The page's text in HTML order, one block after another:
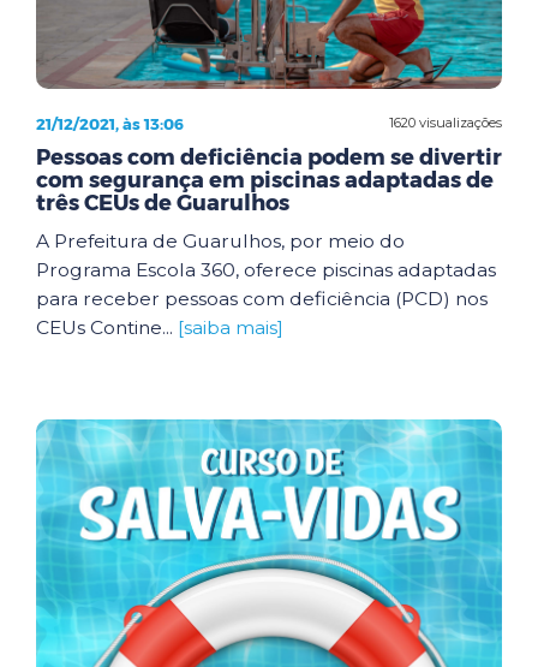
1620 visualizações
21/12/2021, às 13:06
Pessoas com deficiência podem se divertir
com segurança em piscinas adaptadas de
três CEUs de Guarulhos
A Prefeitura de Guarulhos, por meio do
Programa Escola 360, oferece piscinas adaptadas
para receber pessoas com deficiência (PCD) nos
CEUs Contine... [saiba mais]